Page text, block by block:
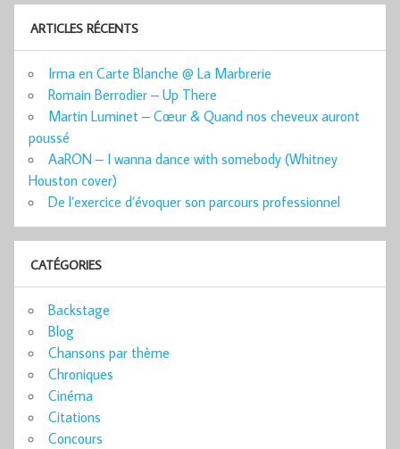
ARTICLES RÉCENTS
Irma en Carte Blanche @ La Marbrerie
Romain Berrodier – Up There
Martin Luminet – Cœur & Quand nos cheveux auront
poussé
AaRON – I wanna dance with somebody (Whitney
Houston cover)
De l’exercice d’évoquer son parcours professionnel
CATÉGORIES
Backstage
Blog
Chansons par thème
Chroniques
Cinéma
Citations
Concours